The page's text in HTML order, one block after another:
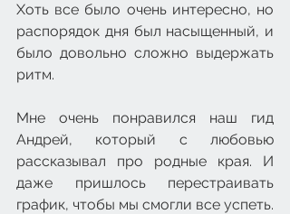
Хоть все было очень интересно, но
распорядок дня был насыщенный, и
было довольно сложно выдержать
ритм.
Мне очень понравился наш гид
Андрей, который с любовью
рассказывал про родные края. И
даже пришлось перестраивать
график, чтобы мы смогли все успеть.